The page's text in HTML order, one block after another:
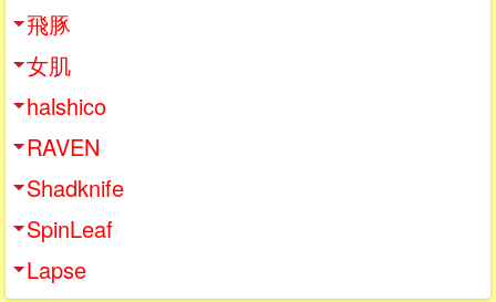
飛豚
女肌
halshico
RAVEN
Shadknife
SpinLeaf
Lapse